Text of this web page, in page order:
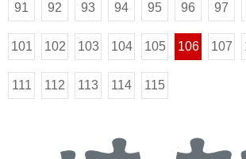
91 92 93 94 95 96 97
101 102 103 104 105 106 107
111 112 113 114 115